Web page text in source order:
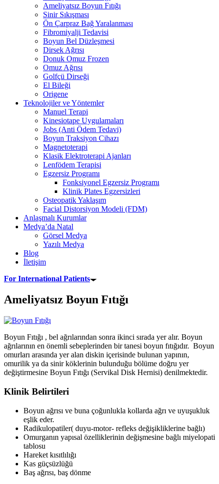
Ameliyatsız Boyun Fıtığı
Sinir Sıkışması
Ön Çarpraz Bağ Yaralanması
Fibromiyalji Tedavisi
Boyun Bel Düzleşmesi
Dirsek Ağrısı
Donuk Omuz Frozen
Omuz Ağrısı
Golfçü Dirseği
El Bileği
Origene
Teknolojiler ve Yöntemler
Manuel Terapi
Kinesiotape Uygulamaları
Jobs (Anti Ödem Tedavi)
Boyun Traksiyon Cihazı
Magnetoterapi
Klasik Elektroterapi Ajanları
Lenfödem Terapisi
Egzersiz Programı
Fonksiyonel Egzersiz Programı
Klinik Plates Egzersizleri
Osteopatik Yaklaşım
Facial Distorsiyon Modeli (FDM)
Anlaşmalı Kurumlar
Medya’da Natal
Görsel Medya
Yazılı Medya
Blog
İletişim
For International Patients
Ameliyatsız Boyun Fıtığı
Boyun Fıtığı , bel ağrılarından sonra ikinci sırada yer alır. Boyun
ağrılarının en önemli sebeplerinden bir tanesi boyun fıtığıdır. Boyun
omurları arasında yer alan diskin içerisinde bulunan yapının,
omurilik ya da sinir köklerinin bulunduğu bölüme doğru yer
değiştirmesine Boyun Fıtığı (Servikal Disk Hernisi) denilmektedir.
Klinik Belirtileri
Boyun ağrısı ve buna çoğunlukla kollarda ağrı ve uyuşukluk
eşlik eder.
Radikulopatiler( duyu-motor- refleks değişikliklerine bağlı)
Omurganın yapısal özelliklerinin değişmesine bağlı miyelopati
tablosu
Hareket kısıtlılığı
Kas güçsüzlüğü
Baş ağrısı, baş dönme